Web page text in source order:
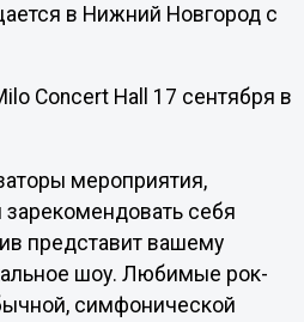
в Нижний Новгород с
Concert Hall 17 сентября в
мероприятия,
себя
представит вашему
шоу. Любимые рок-
симфонической